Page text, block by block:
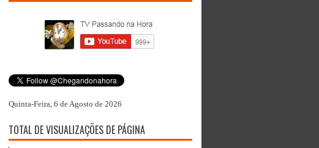
Quinta-Feira, 6 de Agosto de 2026
TOTAL DE VISUALIZAÇÕES DE PÁGINA